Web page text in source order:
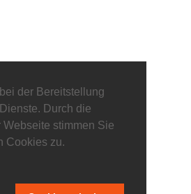
der Bereitstellung
Durch die
stimmen Sie
Cookies zu.